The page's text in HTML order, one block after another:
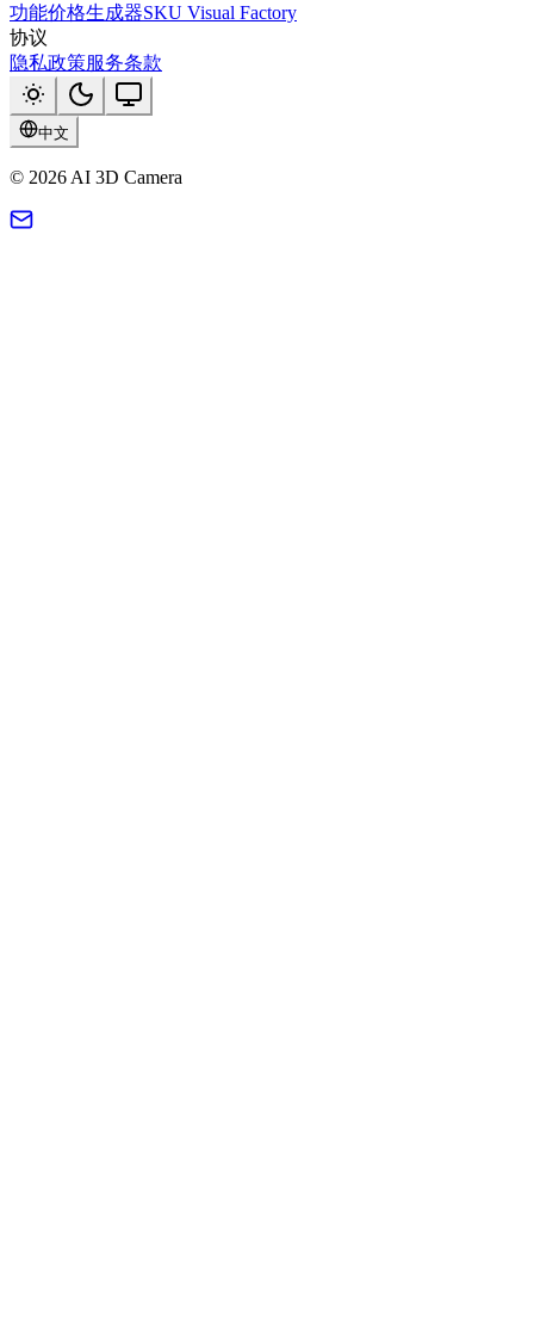
功能价格生成器SKU Visual Factory
协议
隐私政策服务条款
中文
© 2026 AI 3D Camera